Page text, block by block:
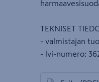
TEKNISET
- valmistajan
- lvi-numero: